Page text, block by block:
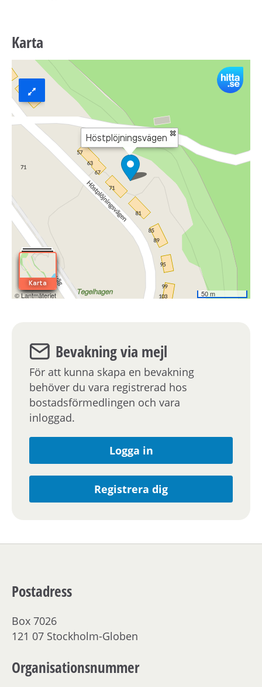
Karta
Bevakning via mejl
För att kunna skapa en bevakning
behöver du vara registrerad hos
bostadsförmedlingen och vara
inloggad.
Logga in
Registrera dig
Postadress
Box 7026
121 07 Stockholm-Globen
Organisationsnummer